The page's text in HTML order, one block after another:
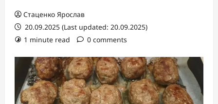
Стаценко Ярослав
20.09.2025 (Last updated: 20.09.2025)
1 minute read
0 comments